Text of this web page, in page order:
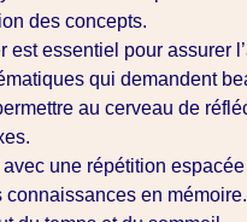
des concepts.
est essentiel pour assurer
qui demandent
au cerveau de
avec une répétition
connaissances en mémoire.